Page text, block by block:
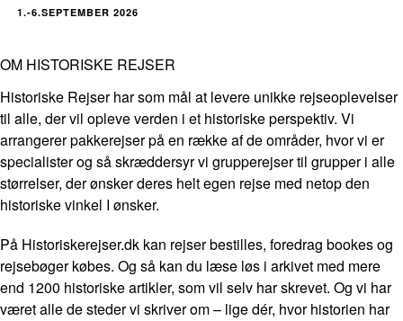
1.-6.SEPTEMBER 2026
OM HISTORISKE REJSER
Historiske Rejser har som mål at levere unikke rejseoplevelser
til alle, der vil opleve verden i et historiske perspektiv. Vi
arrangerer pakkerejser på en række af de områder, hvor vi er
specialister og så skræddersyr vi grupperejser til grupper i alle
størrelser, der ønsker deres helt egen rejse med netop den
historiske vinkel I ønsker.
På Historiskerejser.dk kan rejser bestilles, foredrag bookes og
rejsebøger købes. Og så kan du læse løs i arkivet med mere
end 1200 historiske artikler, som vil selv har skrevet. Og vi har
været alle de steder vi skriver om – lige dér, hvor historien har